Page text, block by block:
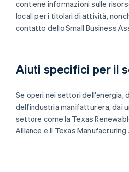
contiene informazioni sulle
locali per i titolari di attività,
contatto dello Small Business
Aiuti specifici per il
Se operi nei settori dell'energia,
dell'industria manifatturiera, dai
settore come la Texas
Alliance e il Texas